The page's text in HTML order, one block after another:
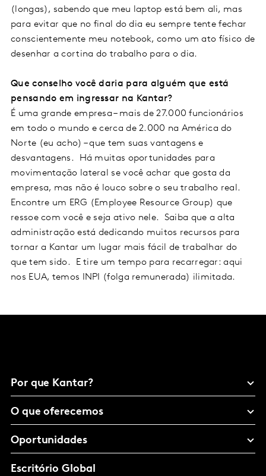
(longas), sabendo que meu laptop está bem ali, mas
para evitar que no final do dia eu sempre tente fechar
conscientemente meu notebook, como um ato físico de
desenhar a cortina do trabalho para o dia.
Que conselho você daria para alguém que está
pensando em ingressar na Kantar?
É uma grande empresa – mais de 27.000 funcionários
em todo o mundo e cerca de 2.000 na América do
Norte (eu acho) – que tem suas vantagens e
desvantagens. Há muitas oportunidades para
movimentação lateral se você achar que gosta da
empresa, mas não é louco sobre o seu trabalho real.
Encontre um ERG (Employee Resource Group) que
ressoe com você e seja ativo nele. Saiba que a alta
administração está dedicando muitos recursos para
tornar a Kantar um lugar mais fácil de trabalhar do
que tem sido. E tire um tempo para recarregar: aqui
nos EUA, temos INPI (folga remunerada) ilimitada.
Por que Kantar?
O que oferecemos
Oportunidades
Escritório Global